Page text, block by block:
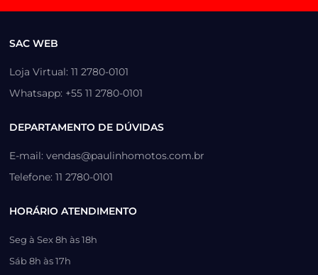
SAC WEB
Loja Virtual: 11 2780-0101
Whatsapp: +55 11 2780-0101
DEPARTAMENTO DE DÚVIDAS
E-mail: vendas@paulinhomotos.com.br
Telefone: 11 2780-0101
HORÁRIO ATENDIMENTO
Seg à Sex 8h às 18h
Sáb 8h às 17h